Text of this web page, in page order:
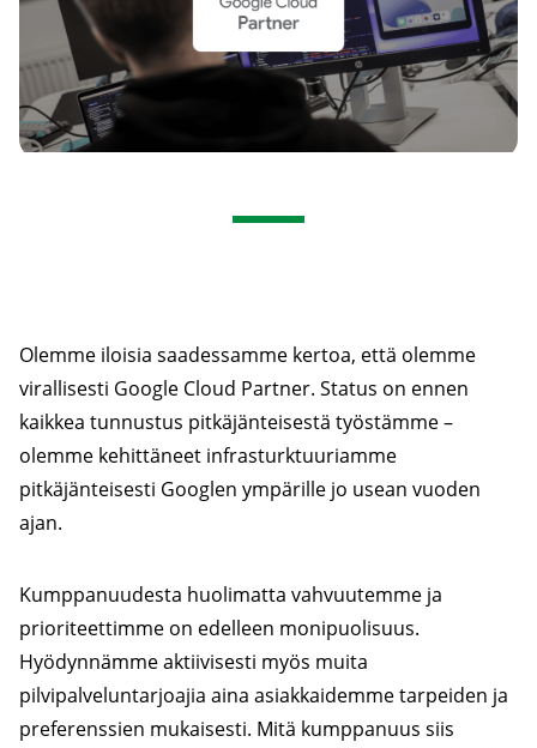
Olemme iloisia saadessamme kertoa, että olemme
virallisesti Google Cloud Partner. Status on ennen
kaikkea tunnustus pitkäjänteisestä työstämme –
olemme kehittäneet infrasturktuuriamme
pitkäjänteisesti Googlen ympärille jo usean vuoden
ajan.
Kumppanuudesta huolimatta vahvuutemme ja
prioriteettimme on edelleen monipuolisuus.
Hyödynnämme aktiivisesti myös muita
pilvipalveluntarjoajia aina asiakkaidemme tarpeiden ja
preferenssien mukaisesti. Mitä kumppanuus siis